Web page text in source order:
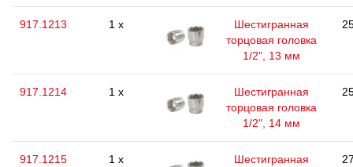
917.1213 1 x
Шестигранная
торцовая головка
1/2", 13 мм
917.1214 1 x
Шестигранная
торцовая головка
1/2", 14 мм
917.1215 1 x
Шестигранная